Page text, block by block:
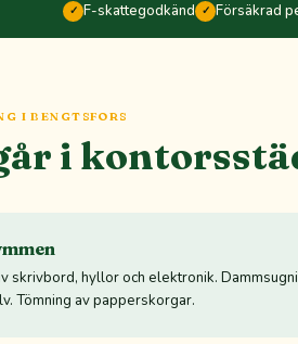
✓ F-skattegodkänd ✓ Försäkrad
I BENGTSFORS
i
skrivbord, hyllor och elektronik.
Tömning av papperskorgar.